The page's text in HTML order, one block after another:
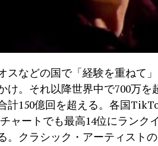
スなどの国で「経験を重ねて
け。それ以降世界中で700万
計150億回を超える。各国
ャートでも最高14位にランク
。クラシック・アーティスト